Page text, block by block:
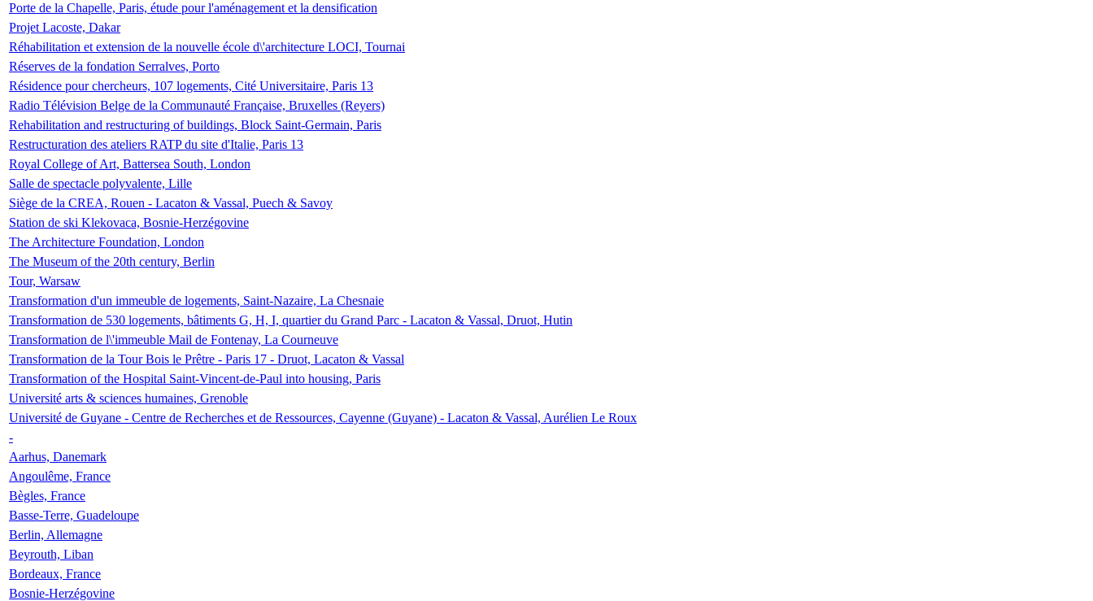
Porte de la Chapelle, Paris, étude pour l'aménagement et la densification
Projet Lacoste, Dakar
Réhabilitation et extension de la nouvelle école d\'architecture LOCI, Tournai
Réserves de la fondation Serralves, Porto
Résidence pour chercheurs, 107 logements, Cité Universitaire, Paris 13
Radio Télévision Belge de la Communauté Française, Bruxelles (Reyers)
Rehabilitation and restructuring of buildings, Block Saint-Germain, Paris
Restructuration des ateliers RATP du site d'Italie, Paris 13
Royal College of Art, Battersea South, London
Salle de spectacle polyvalente, Lille
Siège de la CREA, Rouen - Lacaton & Vassal, Puech & Savoy
Station de ski Klekovaca, Bosnie-Herzégovine
The Architecture Foundation, London
The Museum of the 20th century, Berlin
Tour, Warsaw
Transformation d'un immeuble de logements, Saint-Nazaire, La Chesnaie
Transformation de 530 logements, bâtiments G, H, I, quartier du Grand Parc - Lacaton & Vassal, Druot, Hutin
Transformation de l\'immeuble Mail de Fontenay, La Courneuve
Transformation de la Tour Bois le Prêtre - Paris 17 - Druot, Lacaton & Vassal
Transformation of the Hospital Saint-Vincent-de-Paul into housing, Paris
Université arts & sciences humaines, Grenoble
Université de Guyane - Centre de Recherches et de Ressources, Cayenne (Guyane) - Lacaton & Vassal, Aurélien Le Roux
-
Aarhus, Danemark
Angoulême, France
Bègles, France
Basse-Terre, Guadeloupe
Berlin, Allemagne
Beyrouth, Liban
Bordeaux, France
Bosnie-Herzégovine